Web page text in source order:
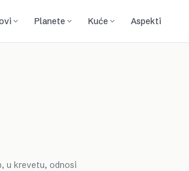
Planete Kuće Aspekti
u krevetu, odnosi